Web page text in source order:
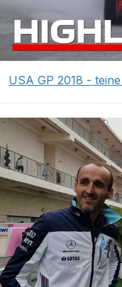
USA GP 2018 -